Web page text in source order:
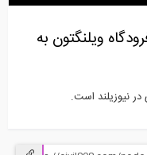
امپایر استیت
ویلنگتون به
نیوزیلند است.